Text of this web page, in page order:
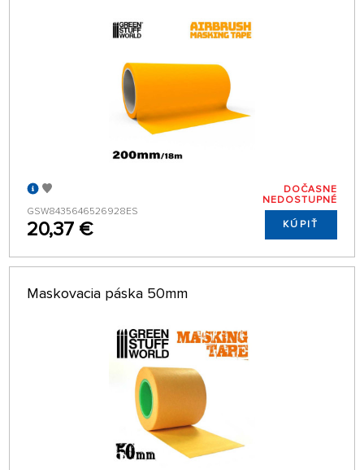
GSW8435646526928ES
20,37 €
DOČASNE
NEDOSTUPNÉ
KÚPIŤ
Maskovacia páska 50mm